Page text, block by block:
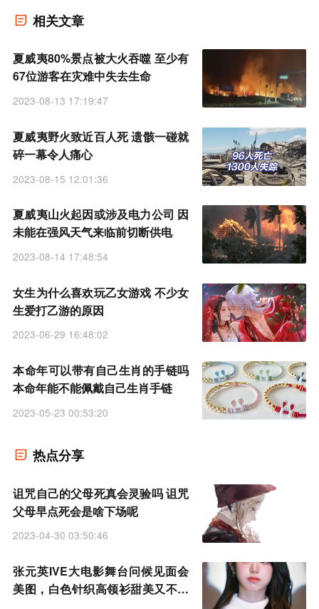
相关文章
夏威夷80%景点被大火吞噬 至少有
67位游客在灾难中失去生命
2023-08-13 17:19:47
夏威夷野火致近百人死 遗骸一碰就
碎一幕令人痛心
2023-08-15 12:01:36
夏威夷山火起因或涉及电力公司 因
未能在强风天气来临前切断供电
2023-08-14 17:48:54
女生为什么喜欢玩乙女游戏 不少女
生爱打乙游的原因
2023-06-29 16:48:02
本命年可以带有自己生肖的手链吗
本命年能不能佩戴自己生肖手链
2023-05-23 00:53:20
热点分享
诅咒自己的父母死真会灵验吗 诅咒
父母早点死会是啥下场呢
2023-04-30 03:50:46
张元英IVE大电影舞台问候见面会
美图，白色针织高领衫甜美又不失